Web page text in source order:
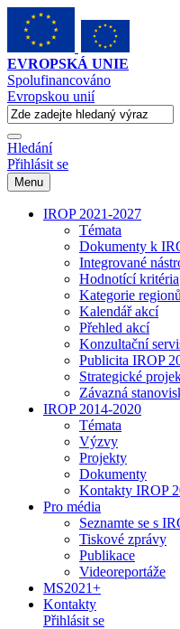
EVROPSKÁ UNIE
Spolufinancováno
Evropskou unií
Hledání
Přihlásit se
Menu
IROP 2021-2027
Témata
Dokumenty k
Integrované
Hodnotící kritéria
Kategorie regionů
Kalendář akcí
Přehled akcí
Konzultační
Publicita IROP
Strategické
Závazná
IROP 2014-2020
Témata
Výzvy
Projekty
Dokumenty
Kontakty IROP
Pro média
Seznamte se s
Tiskové zprávy
Publikace
Videoreportáže
MS2021+
Kontakty
Přihlásit se